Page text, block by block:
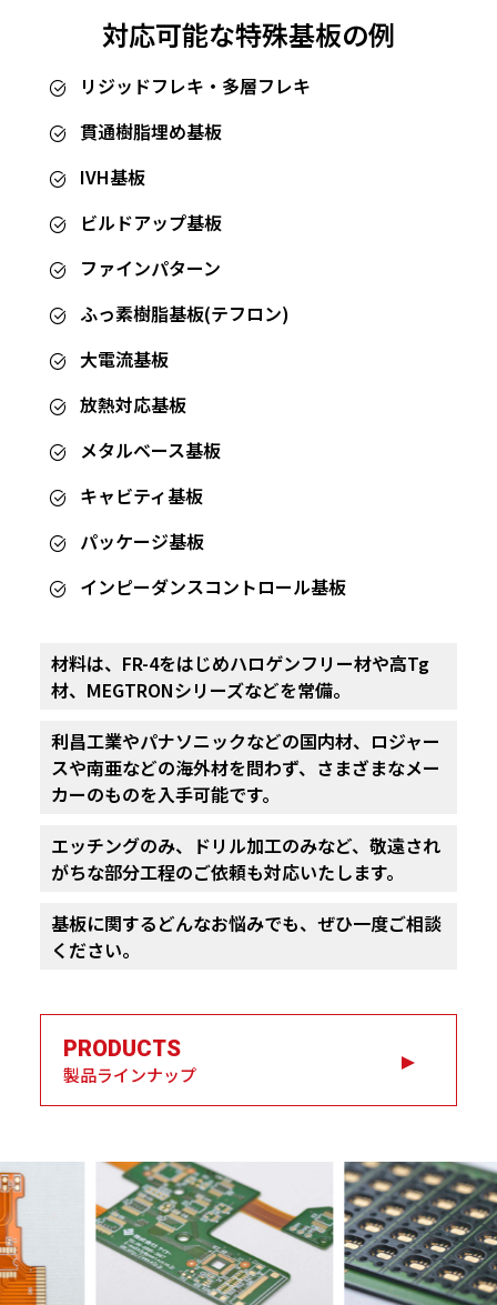
対応可能な特殊基板の例
リジッドフレキ・多層フレキ
貫通樹脂埋め基板
IVH基板
ビルドアップ基板
ファインパターン
ふっ素樹脂基板(テフロン)
大電流基板
放熱対応基板
メタルベース基板
キャビティ基板
パッケージ基板
インピーダンスコントロール基板
材料は、FR-4をはじめハロゲンフリー材や高Tg
材、MEGTRONシリーズなどを常備。
利昌工業やパナソニックなどの国内材、ロジャー
スや南亜などの海外材を問わず、さまざまなメー
カーのものを入手可能です。
エッチングのみ、ドリル加工のみなど、 敬遠され
がちな部分工程のご依頼も対応いたします。
基板に関するどんなお悩みでも、ぜひ一度ご相談
ください。
PRODUCTS
製品ラインナップ